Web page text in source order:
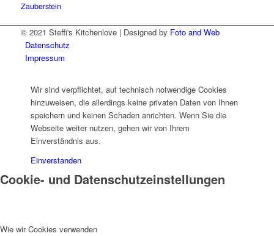
Zauberstein
© 2021 Steffi's Kitchenlove | Designed by Foto and Web
Datenschutz
Impressum
Wir sind verpflichtet, auf technisch notwendige Cookies
hinzuweisen, die allerdings keine privaten Daten von Ihnen
speichern und keinen Schaden anrichten. Wenn Sie die
Webseite weiter nutzen, gehen wir von Ihrem
Einverständnis aus.
Einverstanden
Cookie- und Datenschutzeinstellungen
Wie wir Cookies verwenden